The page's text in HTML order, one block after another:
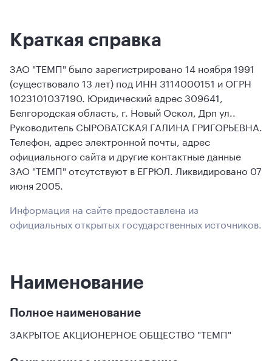
Краткая справка
ЗАО "ТЕМП" было зарегистрировано 14 ноября 1991
(существовало 13 лет) под ИНН 3114000151 и ОГРН
1023101037190. Юридический адрес 309641,
Белгородская область, г. Новый Оскол, Дрп ул..
Руководитель СЫРОВАТСКАЯ ГАЛИНА ГРИГОРЬЕВНА.
Телефон, адрес электронной почты, адрес
официального сайта и другие контактные данные
ЗАО "ТЕМП" отсутствуют в ЕГРЮЛ. Ликвидировано 07
июня 2005.
Информация на сайте предоставлена из
официальных открытых государственных источников.
Наименование
Полное наименование
ЗАКРЫТОЕ АКЦИОНЕРНОЕ ОБЩЕСТВО "ТЕМП"